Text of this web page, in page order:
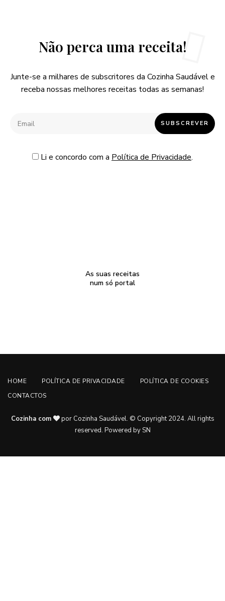
Não perca uma receita!
Junte-se a milhares de subscritores da Cozinha Saudável e
receba nossas melhores receitas todas as semanas!
Li e concordo com a Política de Privacidade.
As suas receitas
num só portal
HOME POLÍTICA DE PRIVACIDADE
POLÍTICA DE COOKIES
CONTACTOS
Cozinha com
por Cozinha Saudável. © Copyright 2024. All rights
reserved. Powered by SN